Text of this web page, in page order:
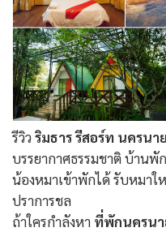
รีวิว ริมธาร รีสอร์ท นครนา
บรรยากาศธรรมชาติ บ้านพั
น้องหมาเข้าพักได้ รับหมา
ปราการชล
ถ้าใครกำลังหา ที่พักนครน